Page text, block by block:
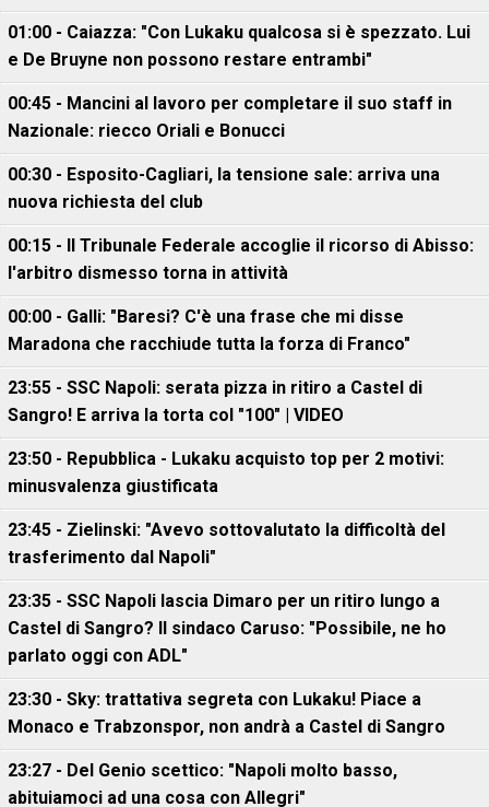
01:00 - Caiazza: "Con Lukaku qualcosa si è spezzato. Lui
e De Bruyne non possono restare entrambi"
00:45 - Mancini al lavoro per completare il suo staff in
Nazionale: riecco Oriali e Bonucci
00:30 - Esposito-Cagliari, la tensione sale: arriva una
nuova richiesta del club
00:15 - Il Tribunale Federale accoglie il ricorso di Abisso:
l'arbitro dismesso torna in attività
00:00 - Galli: "Baresi? C'è una frase che mi disse
Maradona che racchiude tutta la forza di Franco"
23:55 - SSC Napoli: serata pizza in ritiro a Castel di
Sangro! E arriva la torta col "100" | VIDEO
23:50 - Repubblica - Lukaku acquisto top per 2 motivi:
minusvalenza giustificata
23:45 - Zielinski: "Avevo sottovalutato la difficoltà del
trasferimento dal Napoli"
23:35 - SSC Napoli lascia Dimaro per un ritiro lungo a
Castel di Sangro? Il sindaco Caruso: "Possibile, ne ho
parlato oggi con ADL"
23:30 - Sky: trattativa segreta con Lukaku! Piace a
Monaco e Trabzonspor, non andrà a Castel di Sangro
23:27 - Del Genio scettico: "Napoli molto basso,
abituiamoci ad una cosa con Allegri"